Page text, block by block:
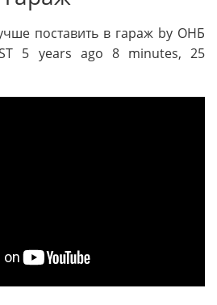
поставить в гараж by ОНБ
5 years ago 8 minutes, 25